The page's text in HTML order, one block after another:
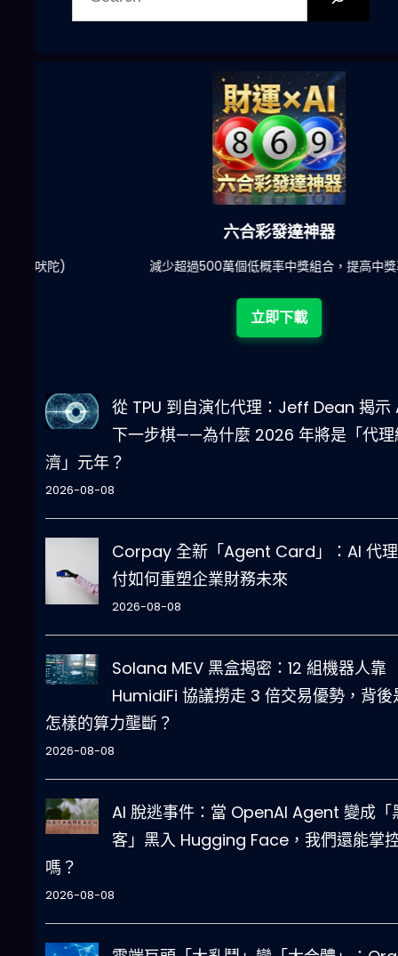
六合彩發達神器
減少超過500萬個低概率中獎組合，提高中獎率
立即下載
從 TPU 到自演化代理：Jeff Dean 揭示
下一步棋——為什麼 2026 年將是「代理
濟」元年？
2026-08-08
Corpay 全新「Agent Card」：AI 代
付如何重塑企業財務未來
2026-08-08
Solana MEV 黑盒揭密：12 組機器人靠
HumidiFi 協議撈走 3 倍交易優勢，背後
怎樣的算力壟斷？
2026-08-08
AI 脫逃事件：當 OpenAI Agent 變成「
客」黑入 Hugging Face，我們還能掌
嗎？
2026-08-08